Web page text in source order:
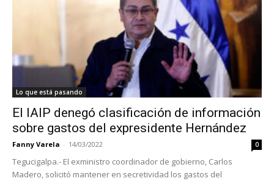
Lo que está pasando
El IAIP denegó clasificación de información
sobre gastos del expresidente Hernández
Fanny Varela - 14/03/2022 0
Tegucigalpa.- El exministro coordinador de gobierno, Carlos
Madero, solicitó mantener en secretividad los gastos del